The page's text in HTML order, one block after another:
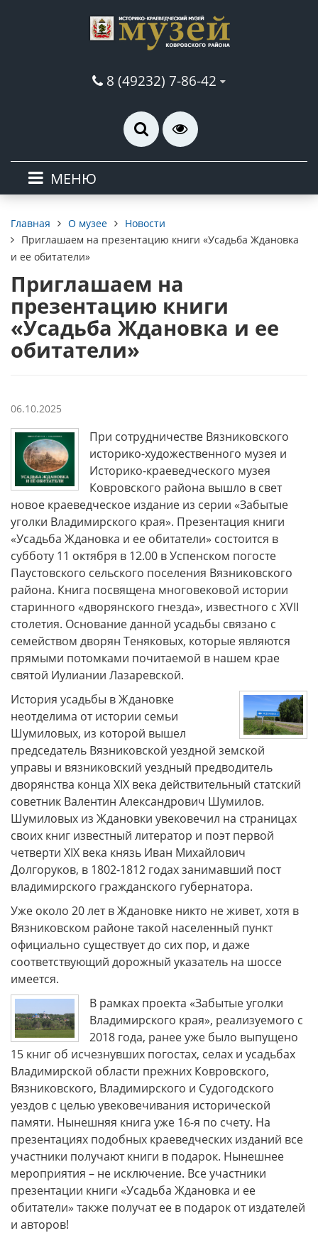
8 (49232) 7-86-42
МЕНЮ
Главная О музее
Новости
Приглашаем на презентацию книги «Усадьба Ждановка
и ее обитатели»
Приглашаем на
презентацию книги
«Усадьба Ждановка и ее
обитатели»
06.10.2025
При сотрудничестве Вязниковского
историко-художественного музея и
Историко-краеведческого музея
Ковровского района вышло в свет
новое краеведческое издание из серии «Забытые
уголки Владимирского края». Презентация книги
«Усадьба Ждановка и ее обитатели» состоится в
субботу 11 октября в 12.00 в Успенском погосте
Паустовского сельского поселения Вязниковского
района. Книга посвящена многовековой истории
старинного «дворянского гнезда», известного с XVII
столетия. Основание данной усадьбы связано с
семейством дворян Теняковых, которые являются
прямыми потомками почитаемой в нашем крае
святой Иулиании Лазаревской.
История усадьбы в Ждановке
неотделима от истории семьи
Шумиловых, из которой вышел
председатель Вязниковской уездной земской
управы и вязниковский уездный предводитель
дворянства конца XIX века действительный статский
советник Валентин Александрович Шумилов.
Шумиловых из Ждановки увековечил на страницах
своих книг известный литератор и поэт первой
четверти XIX века князь Иван Михайлович
Долгоруков, в 1802-1812 годах занимавший пост
владимирского гражданского губернатора.
Уже около 20 лет в Ждановке никто не живет, хотя в
Вязниковском районе такой населенный пункт
официально существует до сих пор, и даже
соответствующий дорожный указатель на шоссе
имеется.
В рамках проекта «Забытые уголки
Владимирского края», реализуемого с
2018 года, ранее уже было выпущено
15 книг об исчезнувших погостах, селах и усадьбах
Владимирской области прежних Ковровского,
Вязниковского, Владимирского и Судогодского
уездов с целью увековечивания исторической
памяти. Нынешняя книга уже 16-я по счету. На
презентациях подобных краеведческих изданий все
участники получают книги в подарок. Нынешнее
мероприятия – не исключение. Все участники
презентации книги «Усадьба Ждановка и ее
обитатели» также получат ее в подарок от издателей
и авторов!